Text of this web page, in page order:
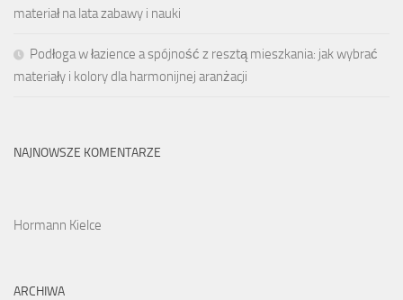
materiał na lata zabawy i nauki
Podłoga w łazience a spójność z resztą mieszkania: jak wybrać
materiały i kolory dla harmonijnej aranżacji
NAJNOWSZE KOMENTARZE
Hormann Kielce
ARCHIWA